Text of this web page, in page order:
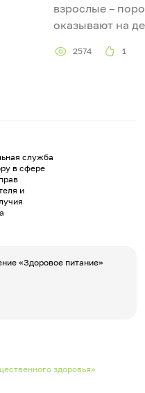
взрослые –
оказывают на
2574 1
служба
в сфере
и
«Здоровое питание»
здоровья»